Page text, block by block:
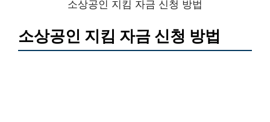
소상공인 지킴 자금 신청 방법
소상공인 지킴 자금 신청 방법